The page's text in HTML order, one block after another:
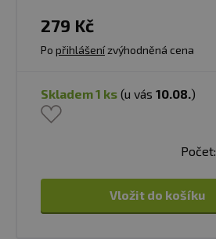
279 Kč
Po přihlášenízvýhodněná cena
skladem 1 ks (u vás 10.08.)
Počet:
Vložit do košíku